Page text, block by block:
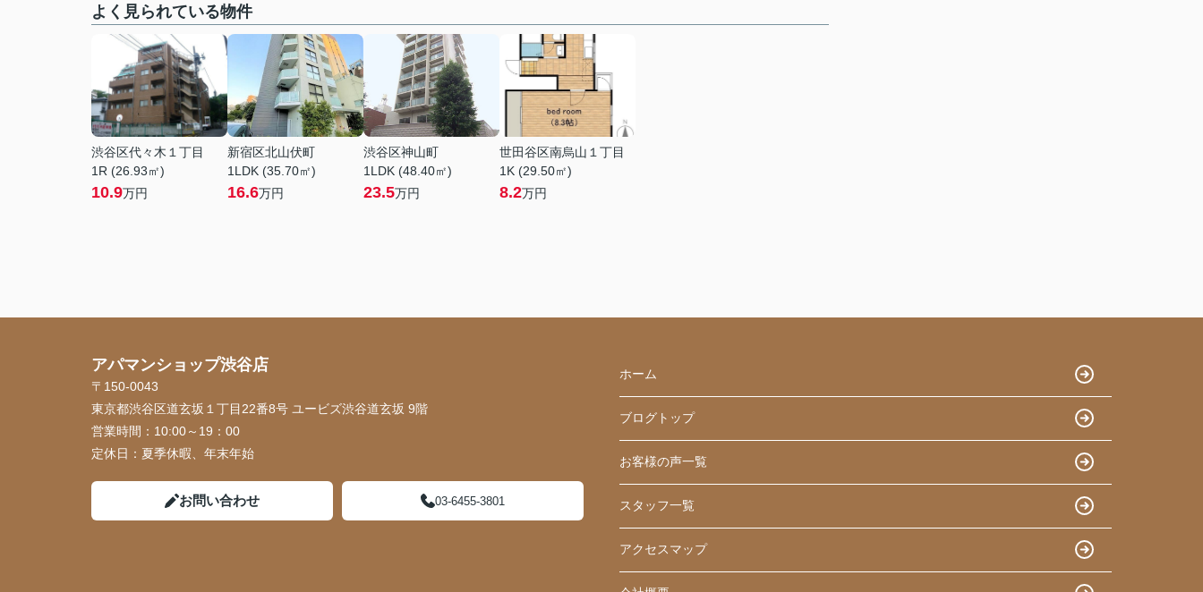
よく見られている物件
渋谷区代々木１丁目
1R (26.93㎡)
10.9万円
新宿区北山伏町
1LDK (35.70㎡)
16.6万円
渋谷区神山町
1LDK (48.40㎡)
23.5万円
世田谷区南烏山１丁目
1K (29.50㎡)
8.2万円
アパマンショップ渋谷店
〒150-0043
東京都渋谷区道玄坂１丁目22番8号 ユービズ渋谷道玄坂 9階
営業時間： 10:00～19：00
定休日： 夏季休暇、年末年始
お問い合わせ 03-6455-3801
ホーム
ブログトップ
お客様の声一覧
スタッフ一覧
アクセスマップ